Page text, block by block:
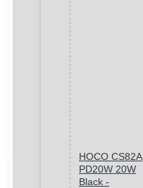
HOCO CS82A
PD20W 20W
Black -